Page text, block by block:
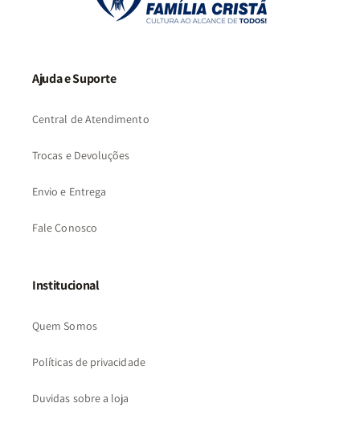
Ajuda e Suporte
Central de Atendimento
Trocas e Devoluções
Envio e Entrega
Fale Conosco
Institucional
Quem Somos
Políticas de privacidade
Duvidas sobre a loja